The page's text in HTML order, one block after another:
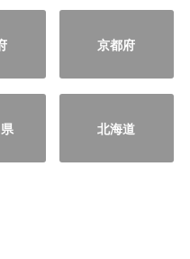
京都府
北海道